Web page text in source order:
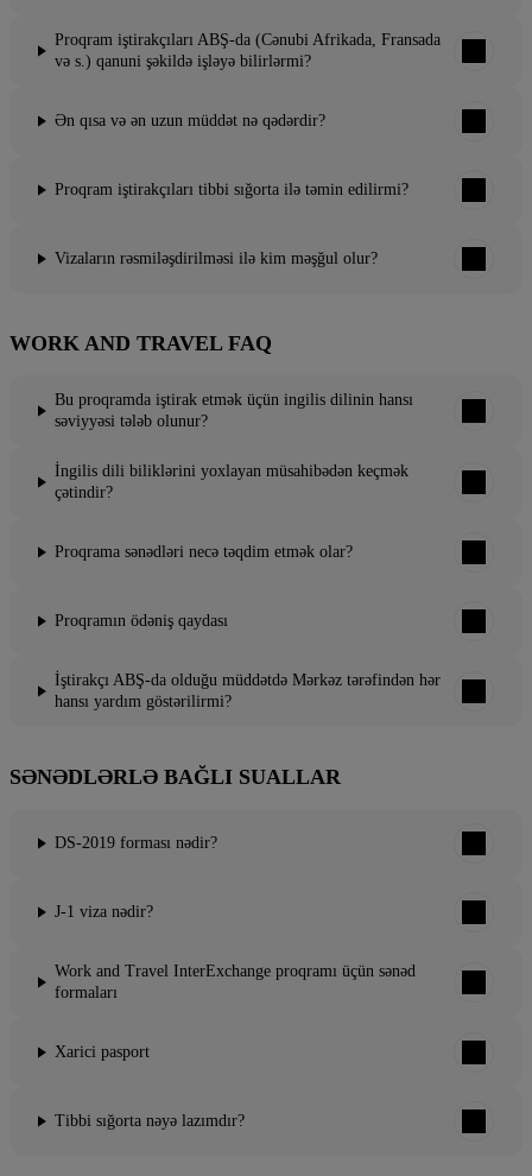
Proqram iştirakçıları ABŞ-da (Cənubi Afrikada, Fransada
və s.) qanuni şəkildə işləyə bilirlərmi?
Ən qısa və ən uzun müddət nə qədərdir?
Proqram iştirakçıları tibbi sığorta ilə təmin edilirmi?
Vizaların rəsmiləşdirilməsi ilə kim məşğul olur?
WORK AND TRAVEL FAQ
Bu proqramda iştirak etmək üçün ingilis dilinin hansı
səviyyəsi tələb olunur?
İngilis dili biliklərini yoxlayan müsahibədən keçmək
çətindir?
Proqrama sənədləri necə təqdim etmək olar?
Proqramın ödəniş qaydası
İştirakçı ABŞ-da olduğu müddətdə Mərkəz tərəfindən hər
hansı yardım göstərilirmi?
SƏNƏDLƏRLƏ BAĞLI SUALLAR
DS-2019 forması nədir?
J-1 viza nədir?
Work and Travel InterExchange proqramı üçün sənəd
formaları
Xarici pasport
Tibbi sığorta nəyə lazımdır?